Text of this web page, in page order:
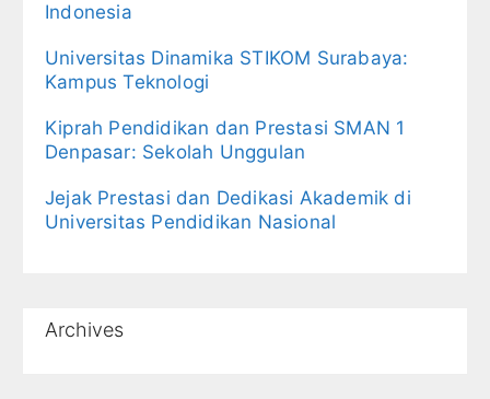
Indonesia
Universitas Dinamika STIKOM Surabaya:
Kampus Teknologi
Kiprah Pendidikan dan Prestasi SMAN 1
Denpasar: Sekolah Unggulan
Jejak Prestasi dan Dedikasi Akademik di
Universitas Pendidikan Nasional
Archives